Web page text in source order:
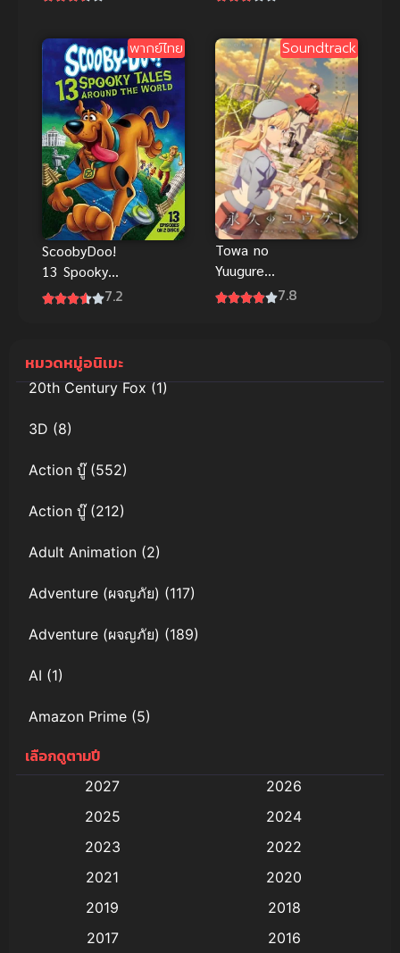
Taisen Z มาส
ค์ไรเดอร์ x ซู
เปอร์เซนไท x
ตำรวจอวกาศ
ซูเปอร์ฮีโร่ไท
เซน Z พากย์
ไทย
พากย์ไทย
ScoobyDoo!
13 Spooky
Tales Around
พากย์ไทย
7.2
Soundtrack
Towa no
Yuugure
(2026) ยาม7.8
หมวดหมู่อนิเมะ
20th Century Fox(1)
3D (8)
Action บู๊(552)
Action บู๊(212)
Adult Animation (2)
Adventure (ผจญภัย) (117)
Adventure (ผจญภัย) (189)
AI (1)
Amazon Prime (5)
Anal (ประตูหลัง)
Animation การ์ตูน
Animation อนิเมะ
เลือกดูตามปี
2027
2026
2025
2024
2023
2022
2021
2020
2019
2018
2017
2016